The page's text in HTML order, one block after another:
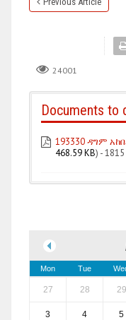
24001
Documents to
193330 ዳግም
468.59 KB) -
Mon Tue
27 28 29
3 4 5